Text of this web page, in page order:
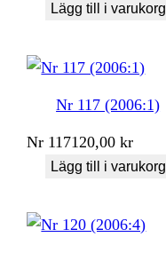
Lägg till i varukorg
Nr 117 (2006:1)
Nr 117120,00kr
Lägg till i varukorg